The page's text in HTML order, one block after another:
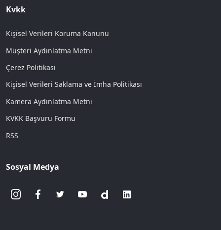
Kvkk
Kişisel Verileri Koruma Kanunu
Müşteri Aydınlatma Metni
Çerez Politikası
Kişisel Verileri Saklama ve İmha Politikası
Kamera Aydınlatma Metni
KVKK Başvuru Formu
RSS
Sosyal Medya